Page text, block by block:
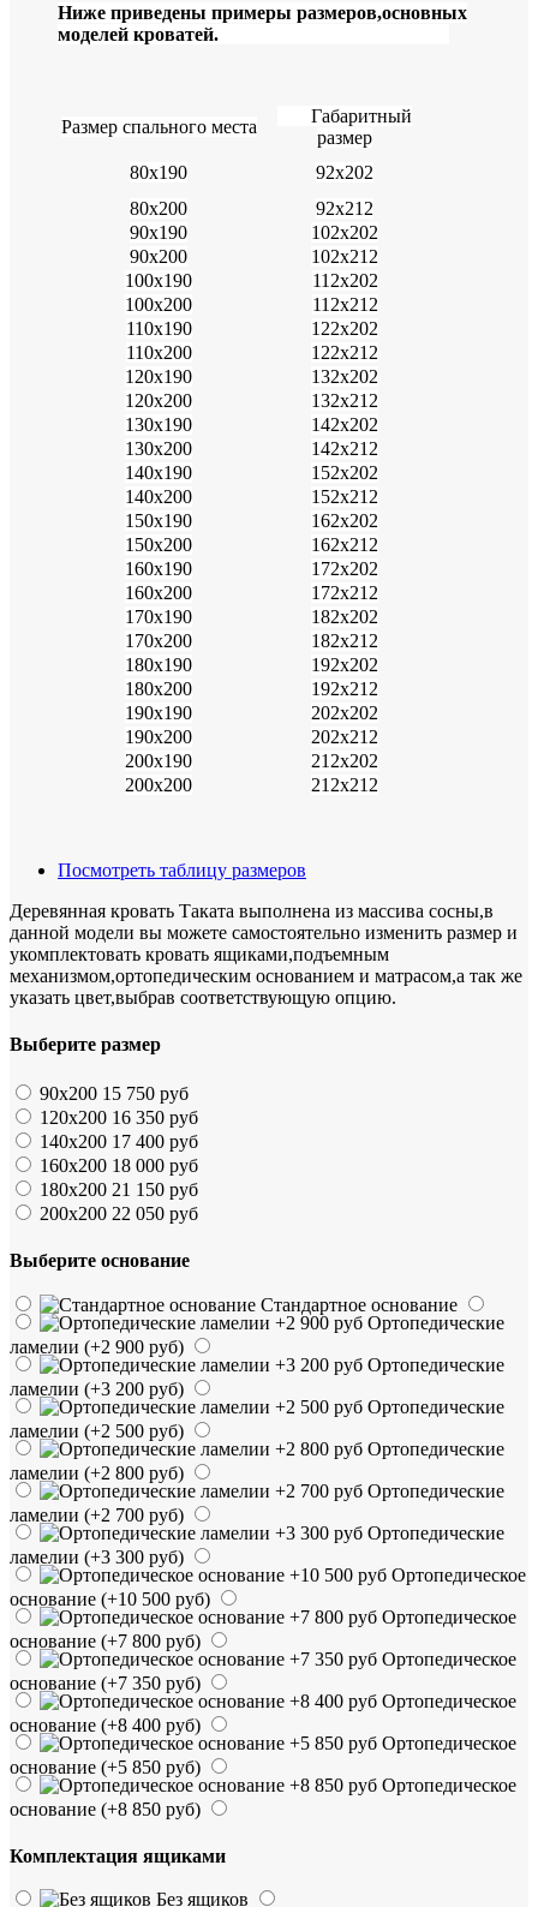
Ниже приведены примеры размеров,основных
моделей кроватей.
Размер спального места
Габаритный
размер
80х190
92х202
80х200
92х212
90х190
102х202
90х200
102х212
100х190
112х202
100х200
112х212
110х190
122х202
110х200
122х212
120х190
132х202
120х200
132х212
130х190
142х202
130х200
142х212
140х190
152х202
140х200
152х212
150х190
162х202
150х200
162х212
160х190
172х202
160х200
172х212
170х190
182х202
170х200
182х212
180х190
192х202
180х200
192х212
190х190
202х202
190х200
202х212
200х190
212х202
200х200
212х212
Посмотреть таблицу размеров
Деревянная кровать Таката выполнена из массива сосны,в
данной модели вы можете самостоятельно изменить размер и
укомплектовать кровать ящиками,подъемным
механизмом,ортопедическим основанием и матрасом,а так же
указать цвет,выбрав соответствующую опцию.
Выберите размер
90х200 15 750 руб
120х200 16 350 руб
140х200 17 400 руб
160х200 18 000 руб
180х200 21 150 руб
200х200 22 050 руб
Выберите основание
Стандартное основание
Ортопедические
ламелии (+2 900 руб)
Ортопедические
ламелии (+3 200 руб)
Ортопедические
ламелии (+2 500 руб)
Ортопедические
ламелии (+2 800 руб)
Ортопедические
ламелии (+2 700 руб)
Ортопедические
ламелии (+3 300 руб)
Ортопедическое
основание (+10 500 руб)
Ортопедическое
основание (+7 800 руб)
Ортопедическое
основание (+7 350 руб)
Ортопедическое
основание (+8 400 руб)
Ортопедическое
основание (+5 850 руб)
Ортопедическое
основание (+8 850 руб)
Комплектация ящиками
Без ящиков